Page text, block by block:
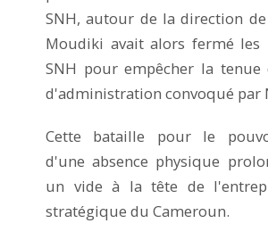
SNH, autour de la direction
Moudiki avait alors fermé les
SNH pour empêcher la tenue
d'administration convoqué par
Cette bataille pour le
d'une absence physique
un vide à la tête de
stratégique du Cameroun.